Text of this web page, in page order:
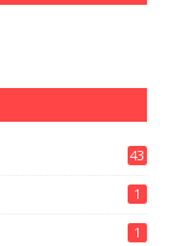
43
1
1